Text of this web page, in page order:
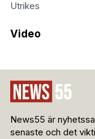
Utrikes
Video
News55 är
senaste och det